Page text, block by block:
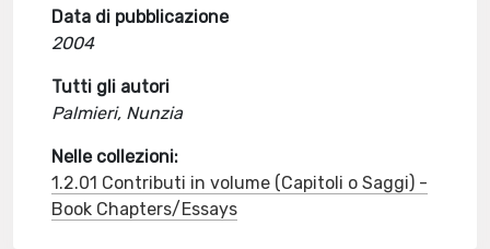
Data di pubblicazione
2004
Tutti gli autori
Palmieri, Nunzia
Nelle collezioni:
1.2.01 Contributi in volume (Capitoli o Saggi) -
Book Chapters/Essays